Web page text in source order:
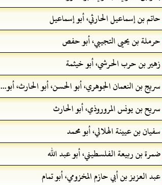
حاتم بن إسماعيل الحارثي، أبو إسماعيل
حرملة بن يحيى التجيبي، أبو حفص
زهير بن حرب الحرشي، أبو خيثمة
سريج بن النعمان الجوهري، أبو الحسن، أبو الحارث، أبو...
سريح بن يونس المروروذي، أبو الحارث
سفيان بن عيينة الهلالي، أبو محمد
ضمرة بن ربيعة الفلسطيني، أبو عبد الله
عبد العزيز بن أبي حازم المخزومي، أبو تمام